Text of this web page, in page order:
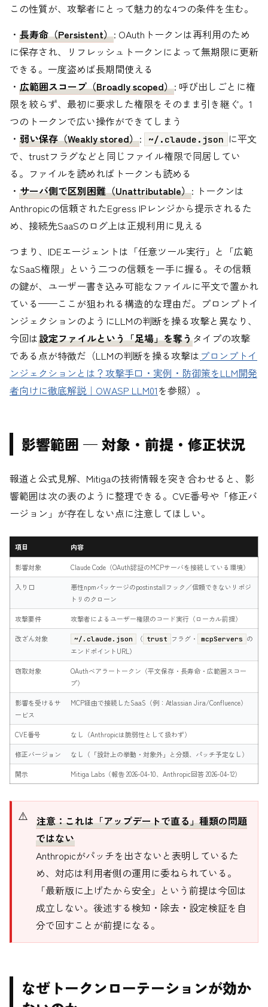
この性質が、攻撃者にとって魅力的な4つの条件を生む。
・ 長寿命（Persistent）: OAuthトークンは再利用のため
に保存され、リフレッシュトークンによって無期限に更新
できる。一度盗めば長期間使える
・ 広範囲スコープ（Broadly scoped）: 呼び出しごとに権
限を絞らず、最初に要求した権限をそのまま引き継ぐ。1
つのトークンで広い操作ができてしまう
・ 弱い保存（Weakly stored）: ~/.claude.json に平文
で、trustフラグなどと同じファイル権限で同居してい
る。ファイルを読めればトークンも読める
・ サーバ側で区別困難（Unattributable）: トークンは
Anthropicの信頼されたEgress IPレンジから提示されるた
め、接続先SaaSのログ上は正規利用に見える
つまり、IDEエージェントは「任意ツール実行」と「広範
なSaaS権限」という二つの信頼を一手に握る。その信頼
の鍵が、ユーザー書き込み可能なファイルに平文で置かれ
ている——ここが狙われる構造的な理由だ。プロンプトイ
ンジェクションのようにLLMの判断を操る攻撃と異なり、
今回は設定ファイルという「足場」を奪うタイプの攻撃
である点が特徴だ（LLMの判断を操る攻撃は プロンプトイ
ンジェクションとは？攻撃手口・実例・防御策をLLM開発
者向けに徹底解説｜OWASP LLM01を参照）。
影響範囲 — 対象・前提・修正状況
報道と公式見解、Mitigaの技術情報を突き合わせると、影
響範囲は次の表のように整理できる。CVE番号や「修正バ
ージョン」が存在しない点に注意してほしい。
項目 内容
影響対象 Claude Code（OAuth認証のMCPサーバを接続している環境）
入り口
悪性npmパッケージのpostinstallフック／信頼できないリポジ
トリのクローン
攻撃要件 攻撃者によるユーザー権限のコード実行（ローカル前提）
改ざん対象 ~/.claude.json （ trust フラグ・ mcpServers の
エンドポイントURL）
窃取対象
OAuthベアラートークン（平文保存・長寿命・広範囲スコー
プ）
影響を受けるサ
ービス
MCP経由で接続したSaaS（例：Atlassian Jira/Confluence）
CVE番号 なし（Anthropicは脆弱性として扱わず）
修正バージョン なし（「設計上の挙動・対象外」と分類、パッチ予定なし）
開示 Mitiga Labs（報告 2026-04-10、Anthropic回答 2026-04-12）
注意：これは「アップデートで直る」種類の問題
ではない
Anthropicがパッチを出さないと表明しているた
め、対応は利用者側の運用に委ねられている。
「最新版に上げたから安全」という前提は今回は
成立しない。後述する検知・除去・設定検証を自
分で回すことが前提になる。
なぜトークンローテーションが効か